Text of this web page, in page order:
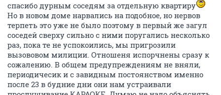
спасибо дурным соседям за отдельную квартиру
Но в новом доме нарвались на подобное, но нервов
терпеть это уже не было поэтому в первый же загул
соседей сверху сильно с ними поругались несколько
раз, пока те не успокоились, мы пригрозили
вызововом милиции. Отношеня испорчнены сразу к
сожалению. В общем предупреждениям не вняли,
периодичесик и с завидным постоянством именно
после 23 в будние дни они нам устраивали